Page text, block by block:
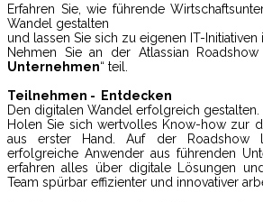
Erfahren Sie, wie führende
Wandel gestalten
und lassen Sie sich zu eigenen IT-Initiativen
Nehmen Sie an der Atlassian Roadshow
Unternehmen“ teil.
Teilnehmen - Entdecken
Den digitalen Wandel erfolgreich gestalten.
Holen Sie sich wertvolles Know-how zur
aus erster Hand. Auf der Roadshow
erfolgreiche Anwender aus führenden
erfahren alles über digitale Lösungen
Team spürbar effizienter und innovativer